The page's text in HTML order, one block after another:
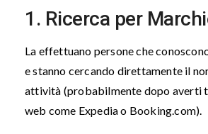
1. Ricerca per
La effettuano persone che
e stanno cercando direttamente il
attività (probabilmente dopo averti
web come Expedia o Booking.com).